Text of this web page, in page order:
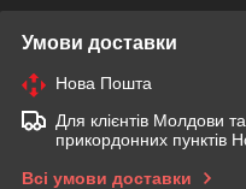
Умови доставки
Нова Пошта
Для клієнтів Молдови
прикордонних пунктів
Всі умови доставки